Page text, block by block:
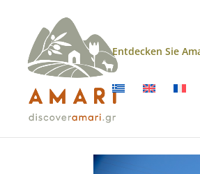
Entdecken Sie